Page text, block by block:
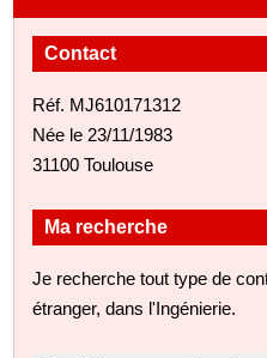
Contact
Réf. MJ610171312
Née le 23/11/1983
31100 Toulouse
Ma recherche
Je recherche tout type de
étranger, dans l'Ingénierie.